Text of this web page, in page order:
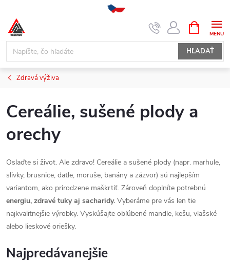
Prejsť
obsah
HĽADAŤ
KOŠÍK
Zdravá výživa
Cereálie, sušené plody a
orechy
Oslaďte si život. Ale zdravo! Cereálie a sušené plody (napr. marhule,
slivky, brusnice, datle, moruše, banány a zázvor) sú najlepším
variantom, ako prirodzene maškrtiť. Zároveň doplníte potrebnú
energiu, zdravé tuky aj sacharidy. Vyberáme pre vás len tie
najkvalitnejšie výrobky. Vyskúšajte obľúbené mandle, kešu, vlašské
alebo lieskové oriešky.
Najpredávanejšie